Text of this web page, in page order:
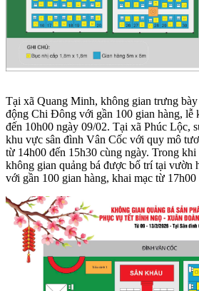
Tại xã Quang Minh, không gian trưng
động Chi Đông với gần 100 gian hàng, lễ
đến 10h00 ngày 09/02. Tại xã Phúc Lộc,
khu vực sân đình Vân Cốc với quy mô
từ 14h00 đến 15h30 cùng ngày. Trong
không gian quảng bá được bố trí tại vườn
với gần 100 gian hàng, khai mạc từ